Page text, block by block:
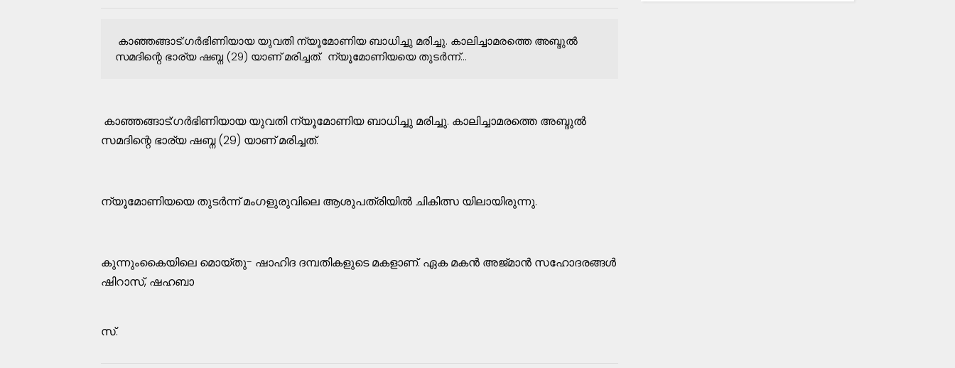
കാഞ്ഞങ്ങാട്:ഗർഭിണിയായ യുവതി ന്യൂമോണിയ ബാധിച്ചു മരിച്ചു. കാലിച്ചാമരത്തെ അബ്ദുൽ
സമദിന്റെ ഭാര്യ ഷബ്ന (29) യാണ് മരിച്ചത്. ന്യൂമോണിയയെ തുടർന്ന്...
കാഞ്ഞങ്ങാട്:ഗർഭിണിയായ യുവതി ന്യൂമോണിയ ബാധിച്ചു മരിച്ചു. കാലിച്ചാമരത്തെ അബ്ദുൽ
സമദിന്റെ ഭാര്യ ഷബ്ന (29) യാണ് മരിച്ചത്.
ന്യൂമോണിയയെ തുടർന്ന് മംഗളുരുവിലെ ആശുപത്രിയിൽ ചികിത്സ യിലായിരുന്നു.
കുന്നുംകൈയിലെ മൊയ്തു- ഷാഹിദ ദമ്പതികളുടെ മകളാണ്. ഏക മകൻ അജ്മാൻ സഹോദരങ്ങൾ
ഷിറാസ്, ഷഹബാ
സ്.